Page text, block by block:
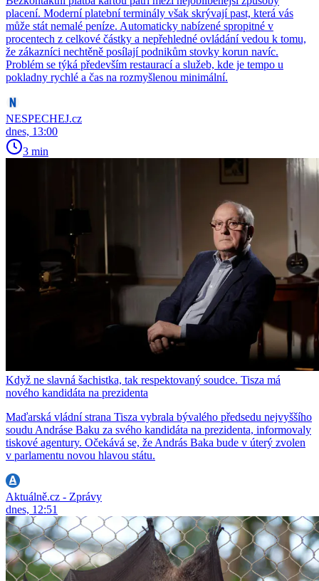
placení. Moderní platební terminály však skrývají past, která vás
může stát nemalé peníze. Automaticky nabízené spropitné v
procentech z celkové částky a nepřehledné ovládání vedou k tomu,
že zákazníci nechtěně posílají podnikům stovky korun navíc.
Problém se týká především restaurací a služeb, kde je tempo u
pokladny rychlé a čas na rozmyšlenou minimální.
NESPECHEJ.cz
dnes, 13:00
3 min
Když ne slavná šachistka, tak respektovaný soudce. Tisza má
nového kandidáta na prezidenta
Maďarská vládní strana Tisza vybrala bývalého předsedu nejvyššího
soudu Andráse Baku za svého kandidáta na prezidenta, informovaly
tiskové agentury. Očekává se, že András Baka bude v úterý zvolen
v parlamentu novou hlavou státu.
Aktuálně.cz - Zprávy
dnes, 12:51